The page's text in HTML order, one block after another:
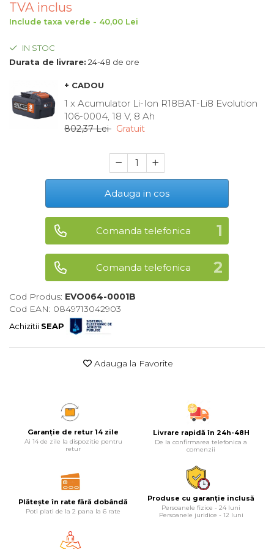
Maturi, Mopuri, Galeti &
Accesorii
Jucarii
Microscoape
Rafturi
Baterii & Acumulatori
Corpuri de Iluminat
Lanterne
Proiectoare
Iluminare Led
Lampi
Echipamente Pentru Service-uri
Auto
Antifurt Bicicleta
Densimetru
Accesorii Auto
Tester Baterie Auto
Presa Arc
Cheie Roti
Cheie Filtru Ulei
TVA inclus
Include taxa verde - 40,00 Lei
IN STOC
Durata de livrare: 24-48 de ore
+ CADOU
1 x Acumulator Li-Ion R18BAT-Li8 Evolution
106-0004, 18 V, 8 Ah
802,37 Lei Gratuit
Adauga in cos
Comanda telefonica
Comanda telefonica
Cod Produs: EVO064-0001B
Cod EAN: 0849713042903
Achizitii SEAP
Adauga la Favorite
Garanție de retur 14 zile
Ai 14 de zile la dispozitie pentru
retur
Livrare rapidă în 24h-48H
De la confirmarea telefonica a
comenzii
Plătește în rate fără dobândă
Poti plati de la 2 pana la 6 rate
Produse cu garanție inclusă
Persoanele fizice - 24 luni
Persoanele juridice - 12 luni